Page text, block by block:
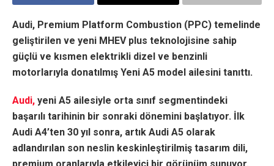
Audi, Premium Platform Combustion (PPC) temelinde
geliştirilen ve yeni MHEV plus teknolojisine sahip
güçlü ve kısmen elektrikli dizel ve benzinli
motorlarıyla donatılmış Yeni A5 model ailesini tanıttı.
Audi, yeni A5 ailesiyle orta sınıf segmentindeki
başarılı tarihinin bir sonraki dönemini başlatıyor. İlk
Audi A4’ten 30 yıl sonra, artık Audi A5 olarak
adlandırılan son neslin keskinleştirilmiş tasarım dili,